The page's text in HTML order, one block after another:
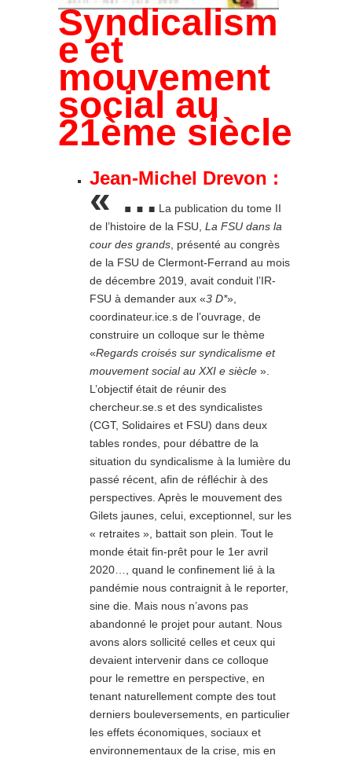
Syndicalism
e et
mouvement
social au
21ème siècle
Jean-Michel Drevon :
« …La publication du tome II
de l’histoire de la FSU, La FSU dans la
cour des grands , présenté au congrès
de la FSU de Clermont-Ferrand au mois
de décembre 2019, avait conduit l’IR-
FSU à demander aux «3 D*»,
coordinateur.ice.s de l’ouvrage, de
construire un colloque sur le thème
«Regards croisés sur syndicalisme et
mouvement social au XXI e siècle ».
L’objectif était de réunir des
chercheur.se.s et des syndicalistes
(CGT, Solidaires et FSU) dans deux
tables rondes, pour débattre de la
situation du syndicalisme à la lumière du
passé récent, afin de réfléchir à des
perspectives. Après le mouvement des
Gilets jaunes, celui, exceptionnel, sur les
« retraites », battait son plein. Tout le
monde était fin-prêt pour le 1er avril
2020…, quand le confinement lié à la
pandémie nous contraignit à le reporter,
sine die. Mais nous n’avons pas
abandonné le projet pour autant. Nous
avons alors sollicité celles et ceux qui
devaient intervenir dans ce colloque
pour le remettre en perspective, en
tenant naturellement compte des tout
derniers bouleversements, en particulier
les effets économiques, sociaux et
environnementaux de la crise, mis en